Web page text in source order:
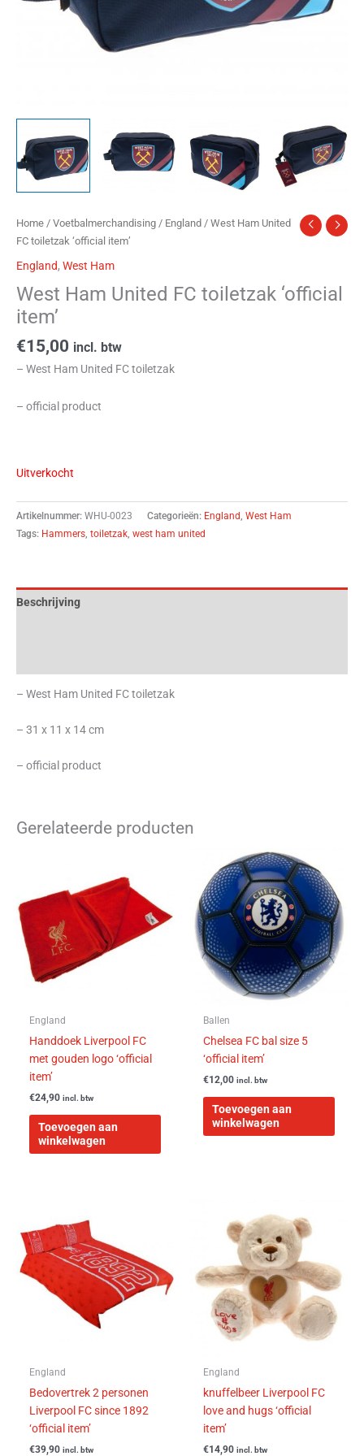
Home / Voetbalmerchandising / England / West Ham United
FC toiletzak ‘official item’
England, West Ham
West Ham United FC toiletzak ‘official
item’
€15,00 incl. btw
– West Ham United FC toiletzak
– official product
Uitverkocht
Artikelnummer: WHU-0023 Categorieën: England, West Ham
Tags: Hammers, toiletzak, west ham united
Beschrijving
– West Ham United FC toiletzak
– 31 x 11 x 14 cm
– official product
Gerelateerde producten
England
Handdoek Liverpool FC
met gouden logo ‘official
item’
€24,90 incl. btw
Toevoegen aan
winkelwagen
Ballen
Chelsea FC bal size 5
‘official item’
€12,00 incl. btw
Toevoegen aan
winkelwagen
England
Bedovertrek 2 personen
Liverpool FC since 1892
‘official item’
€39,90 incl. btw
England
knuffelbeer Liverpool FC
love and hugs ‘official
item’
€14,90 incl. btw